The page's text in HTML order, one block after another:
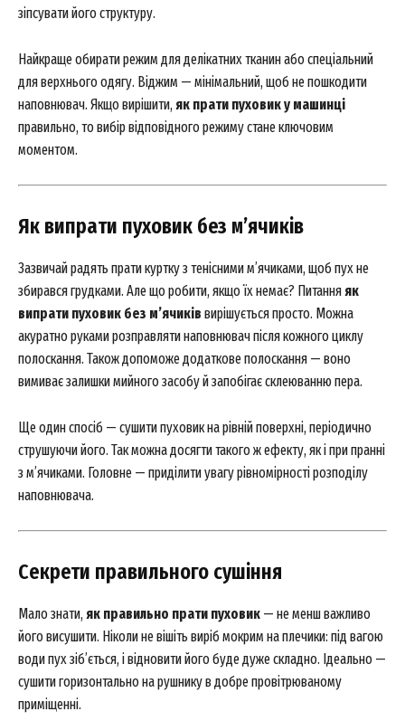
зіпсувати його структуру.
Найкраще обирати режим для делікатних тканин або спеціальний
для верхнього одягу. Віджим — мінімальний, щоб не пошкодити
наповнювач. Якщо вирішити, як прати пуховик у машинці
правильно, то вибір відповідного режиму стане ключовим
моментом.
Як випрати пуховик без м’ячиків
Зазвичай радять прати куртку з тенісними м’ячиками, щоб пух не
збирався грудками. Але що робити, якщо їх немає? Питанняяк
випрати пуховик без м’ячиків вирішується просто. Можна
акуратно руками розправляти наповнювач після кожного циклу
полоскання. Також допоможе додаткове полоскання — воно
вимиває залишки мийного засобу й запобігає склеюванню пера.
Ще один спосіб — сушити пуховик на рівній поверхні, періодично
струшуючи його. Так можна досягти такого ж ефекту, як і при пранні
з м’ячиками. Головне — приділити увагу рівномірності розподілу
наповнювача.
Секрети правильного сушіння
Мало знати, як правильно прати пуховик — не менш важливо
його висушити. Ніколи не вішіть виріб мокрим на плечики: під вагою
води пух зіб’ється, і відновити його буде дуже складно. Ідеально —
сушити горизонтально на рушнику в добре провітрюваному
приміщенні.